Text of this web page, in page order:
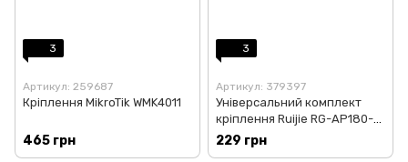
3
Артикул: 259687
Кріплення MikroTik WMK4011
465 грн
3
Артикул: 379397
Універсальний комплект
кріплення Ruijie RG-AP180-
MNT для точок доступу RG-
AP180
229 грн